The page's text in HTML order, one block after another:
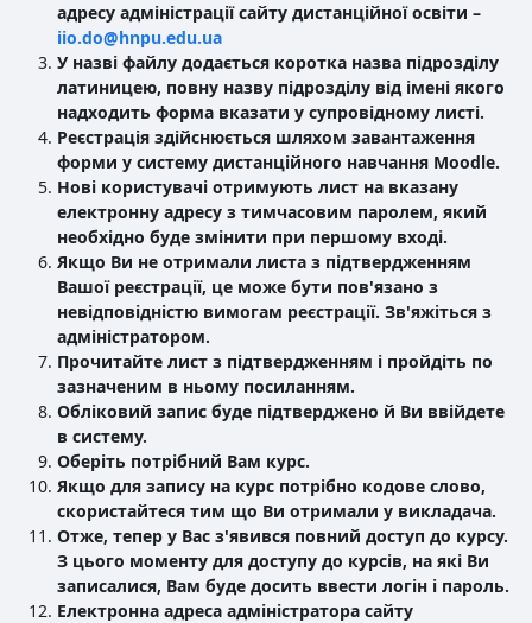
адресу адміністрації сайту дистанційної освіти –
iio.do@hnpu.edu.ua
У назві файлу додається коротка назва підрозділу
латиницею, повну назву підрозділу від імені якого
надходить форма вказати у супровідному листі.
Реєстрація здійснюється шляхом завантаження
форми у систему дистанційного навчання Moodle.
Нові користувачі отримують лист на вказану
електронну адресу з тимчасовим паролем, який
необхідно буде змінити при першому вході.
Якщо Ви не отримали листа з підтвердженням
Вашої реєстрації, це може бути пов'язано з
невідповідністю вимогам реєстрації. Зв'яжіться з
адміністратором.
Прочитайте лист з підтвердженням і пройдіть по
зазначеним в ньому посиланням.
Обліковий запис буде підтверджено й Ви ввійдете
в систему.
Оберіть потрібний Вам курс.
Якщо для запису на курс потрібно кодове слово,
скористайтеся тим що Ви отримали у викладача.
Отже, тепер у Вас з'явився повний доступ до курсу.
З цього моменту для доступу до курсів, на які Ви
записалися, Вам буде досить ввести логін і пароль.
Електронна адреса адміністратора сайту